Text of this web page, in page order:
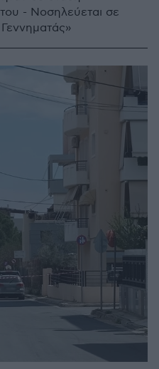
- Νοσηλεύεται σε